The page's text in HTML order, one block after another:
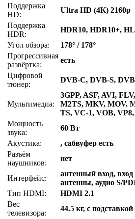
Поддержка
HD:
Ultra HD (4K) 2160p
Поддержка
HDR:
HDR10, HDR10+,
Угол обзора:
178° / 178°
Прогрессивная
развёртка:
есть
Цифровой
тюнер:
DVB-C, DVB-S,
Мультимедиа:
3GPP, ASF, AVI,
M2TS, MKV, MOV,
TS, VC-1, VOB,
Мощность
звука:
60 Вт
Акустика:
, сабвуфер есть
Разъём
наушников:
нет
Интерфейс:
антенный вход,
антенны, аудио S/
Тип HDMI:
HDMI 2.1
Вес
телевизора:
44.5 кг, с подставкой